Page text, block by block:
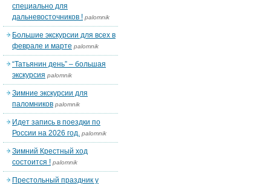
специально для
дальневосточников ! palomnik
Большие экскурсии для всех в
феврале и марте palomnik
“Татьянин день” – большая
экскурсия palomnik
Зимние экскурсии для
паломников palomnik
Идет запись в поездки по
России на 2026 год. palomnik
Зимний Крестный ход
состоится ! palomnik
Престольный праздник у